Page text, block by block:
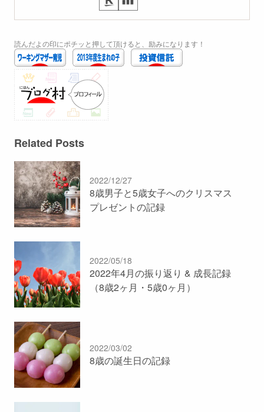
読んだよの印にポチッと押して頂けると、励みになります！
Related Posts
2022/12/27
8歳男子と5歳女子へのクリスマス
プレゼントの記録
2022/05/18
2022年4月の振り返り & 成長記録
（8歳2ヶ月・5歳0ヶ月）
2022/03/02
8歳の誕生日の記録